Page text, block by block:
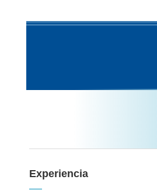
Experiencia